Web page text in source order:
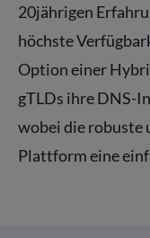
20jährigen
höchste
Option einer
gTLDs ihre DNS-
wobei die robuste
Plattform eine